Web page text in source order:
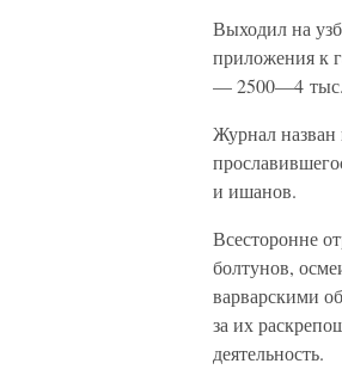
Выходил на
приложения к
— 2500—4 тыс.
Журнал назван
и ишанов.
Всесторонне
болтунов,
варварскими
за их
деятельность.